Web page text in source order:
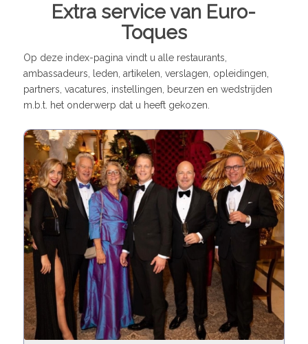
Extra service van Euro-
Toques
Op deze index-pagina vindt u alle restaurants,
ambassadeurs, leden, artikelen, verslagen, opleidingen,
partners, vacatures, instellingen, beurzen en wedstrijden
m.b.t. het onderwerp dat u heeft gekozen.